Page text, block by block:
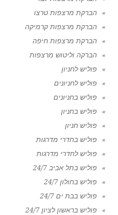
הברקת מרצפות טרצו
הברקת מרצפות קרמיקה
הברקת מרצפות חיפה
הברקה וליטוש מרצפות
פוליש לחניון
פוליש לחניונים
פוליש בחניונים
פוליש בחניון
פוליש חניון
פוליש בחדרי מדרגות
פוליש לחדרי מדרגות
פוליש בתל אביב 24/7
פוליש בחולון 24/7
פוליש בבת ים 24/7
פוליש בראשון לציון 24/7